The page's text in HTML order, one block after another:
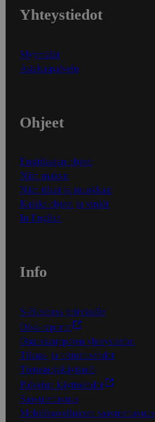
Yhteystiedot
Myymälät
Asiakaspalvelu
Ohjeet
Ensitilaajan ohjeet
Näin maksat
Näin tilaat ja muokkaat
Kaikki ohjeet ja vinkit
In English
Info
S-Business yrityksille
Oiva-raportit
Osuuskauppojen yhteystiedot
Tilaus- ja toimitusehdot
Tietosuojakäytäntö
Palvelun käyttöehdot
Saavutettavuus
Mobiilisovelluksen saavutettavuus